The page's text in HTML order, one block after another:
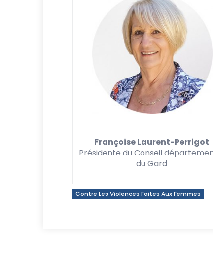
Françoise Laurent-Perrigot
Présidente du Conseil
du Gard
Contre Les Violences Faites Aux Femmes